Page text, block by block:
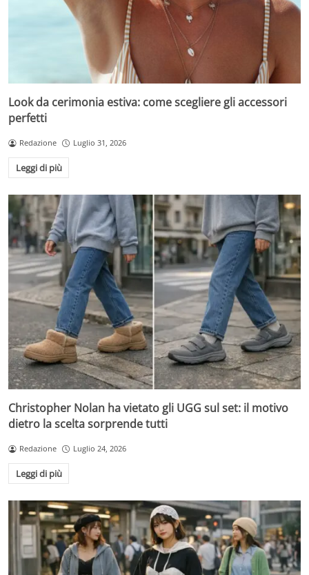
Look da cerimonia estiva: come scegliere gli accessori
perfetti
Redazione Luglio 31, 2026
Leggi di più
Christopher Nolan ha vietato gli UGG sul set: il motivo
dietro la scelta sorprende tutti
Redazione Luglio 24, 2026
Leggi di più